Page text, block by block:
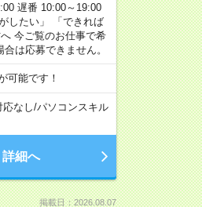
遅番 10:00～19:00
したい」 「できれば
今ご覧のお仕事で希
は応募できません。
可能です！
なし/パソコンスキル
詳細へ
掲載日：2026.08.07